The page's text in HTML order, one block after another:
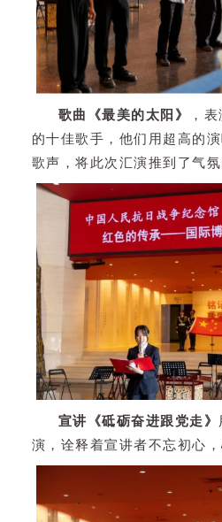
歌曲《最美的太阳》
，
的十佳歌手，他们用超高的
歌声，将此次汇演推到了气氛
宣讲《砥砺奋进跟党走》
演，诠释着宣讲者不忘初心，